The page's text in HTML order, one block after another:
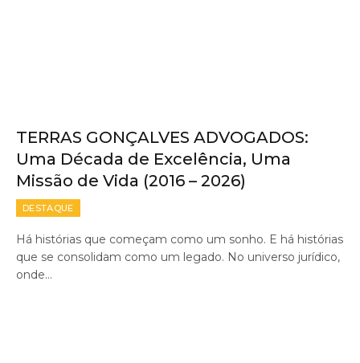
TERRAS GONÇALVES ADVOGADOS:
Uma Década de Excelência, Uma
Missão de Vida (2016 – 2026)
DESTAQUE
Há histórias que começam como um sonho. E há histórias
que se consolidam como um legado. No universo jurídico,
onde…